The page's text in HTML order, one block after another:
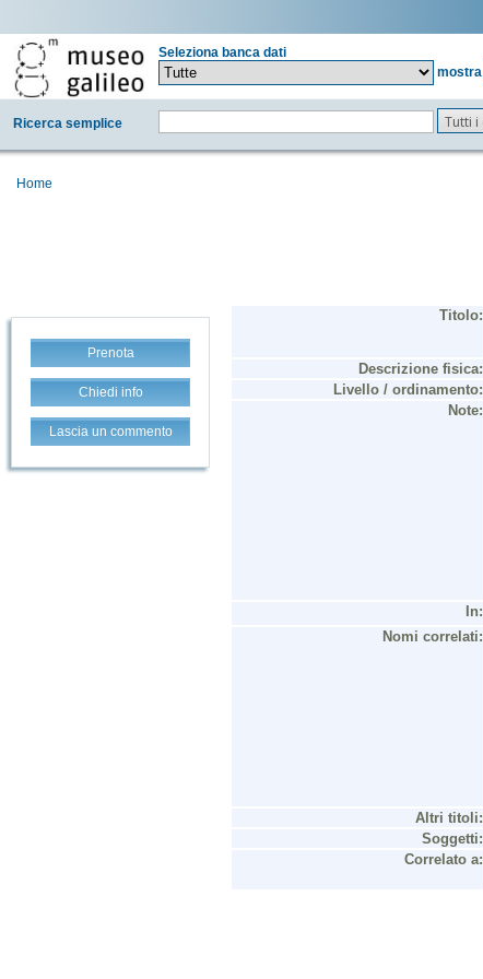
Seleziona banca dati
mostra
Ricerca semplice Tutti i
Home
Prenota
Chiedi info
Lascia un commento